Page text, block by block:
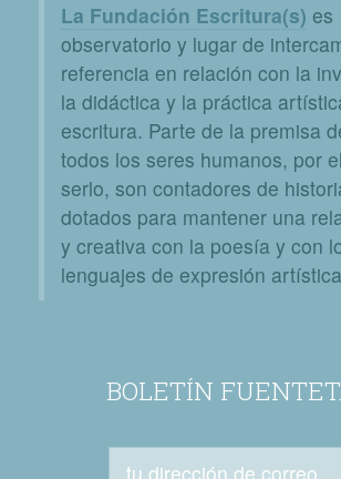
La Fundación Escritura(s) es
observatorio y lugar de
referencia en relación con la
la didáctica y la práctica
escritura. Parte de la premisa
todos los seres humanos, por
serlo, son contadores de
dotados para mantener una
y creativa con la poesía y con
lenguajes de expresión
BOLETÍN